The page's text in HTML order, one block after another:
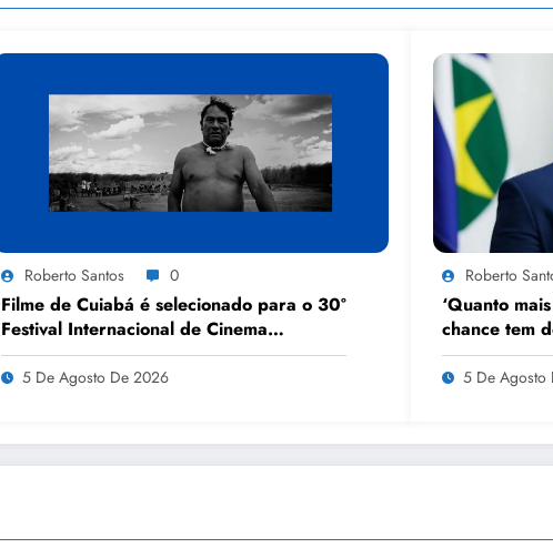
Roberto Santos 0
Filme de Cuiabá é selecionado para o 30º
Festival Internacional de Cinema
Florianópolis Audiovisual Mercosul
5 De Agosto De 2026
Roberto
‘Quanto
chance tem
5 De Agosto